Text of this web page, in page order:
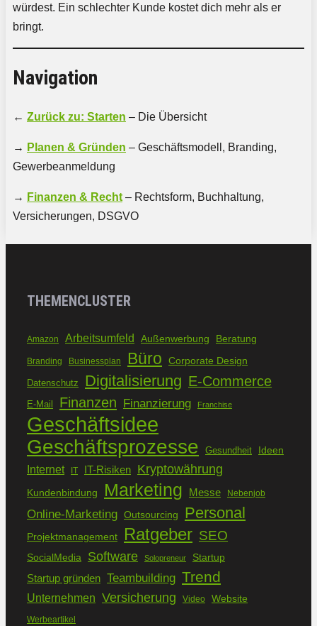
würdest. Ein schlechter Kunde kostet dich mehr als er
bringt.
Navigation
← Zurück zu: Starten – Die Übersicht
→ Planen & Gründen – Geschäftsmodell, Branding,
Gewerbeanmeldung
→ Finanzen & Recht – Rechtsform, Buchhaltung,
Versicherungen, DSGVO
THEMENCLUSTER
Amazon Arbeitsumfeld Außenwerbung Beratung
Branding Businessplan Büro Corporate Design
Datenschutz Digitalisierung E-Commerce
E-Mail Finanzen Finanzierung Franchise
Geschäftsidee
Geschäftsprozesse Gesundheit Ideen
Internet IT IT-Risiken Kryptowährung
Kundenbindung Marketing Messe Nebenjob
Online-Marketing Outsourcing Personal
Projektmanagement Ratgeber SEO
SocialMedia Software Solopreneur Startup
Startup gründen Teambuilding Trend
Unternehmen Versicherung Video Website
Werbeartikel